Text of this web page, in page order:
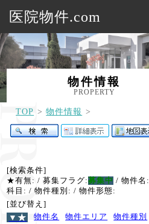
医院物件.com
物件情報
PROPERTY
TOP 物件情報
[検索条件]
★有無: / 募集フラグ:募集中 / 物件名:
科目: / 物件種別: / 物件形態:
[並び替え]
▼★ 物件名 物件エリア 物件種別